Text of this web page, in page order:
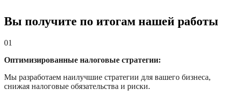
Вы получите по итогам нашей работы
01
Оптимизированные налоговые стратегии:
Мы разработаем наилучшие стратегии для вашего бизнеса,
снижая налоговые обязательства и риски.